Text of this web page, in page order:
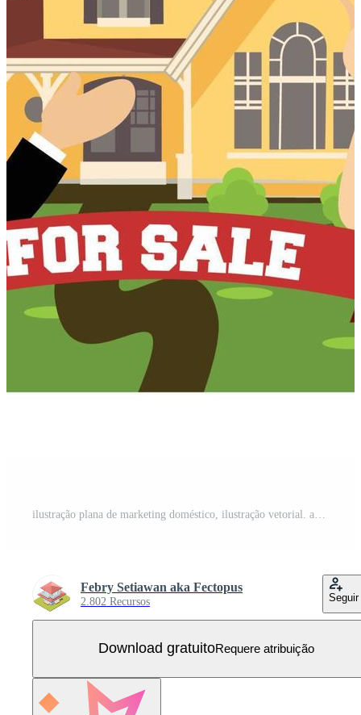
Febry Setiawan aka Fectopus
2.802 Recursos Seguir
Download gratuitoRequere atribuição